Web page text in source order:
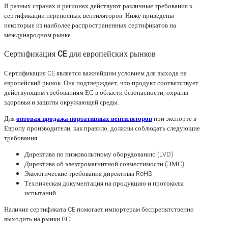
В разных странах и регионах действуют различные требования к
сертификации переносных вентиляторов. Ниже приведены
некоторые из наиболее распространенных сертификатов на
международном рынке.
Сертификация CE для европейских рынков
Сертификация CE является важнейшим условием для выхода на
европейский рынок. Она подтверждает, что продукт соответствует
действующим требованиям ЕС в области безопасности, охраны
здоровья и защиты окружающей среды.
Дляоптовая продажа портативных вентиляторовпри экспорте в
Европу производители, как правило, должны соблюдать следующие
требования:
Директива по низковольтному оборудованию (LVD)
Директива об электромагнитной совместимости (ЭМС)
Экологические требования директивы RoHS
Техническая документация на продукцию и протоколы
испытаний
Наличие сертификата CE помогает импортерам беспрепятственно
выходить на рынки ЕС.